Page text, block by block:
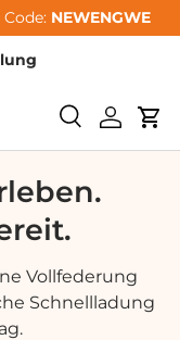
NEWENGWE
BuscarIniciar
Vollfederung
Schnellladung